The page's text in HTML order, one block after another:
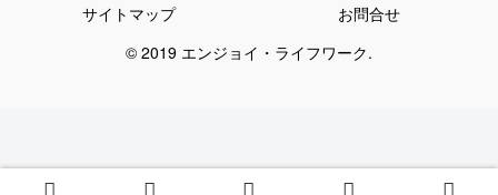
サイトマップ
お問合せ
© 2019 エンジョイ・ライフワーク.